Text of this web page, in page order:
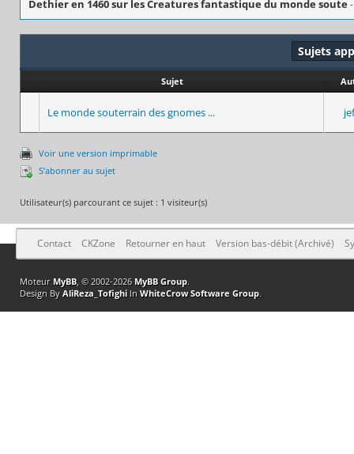
Dethier en 1460 sur les Creatures fantastique du monde soute
Sujets
Sujet
Le monde souterrain des gnomes ...
Voir une version imprimable
S’abonner au sujet
Utilisateur(s) parcourant ce sujet : 1 visiteur(s)
Contact CKZone Retourner en haut Version bas-débit (Archivé)
Moteur MyBB, © 2002-2026 MyBB Group.
Design By AliReza_TofighiIn WhiteCrow Software Group.